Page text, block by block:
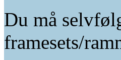
Du må
framesets/